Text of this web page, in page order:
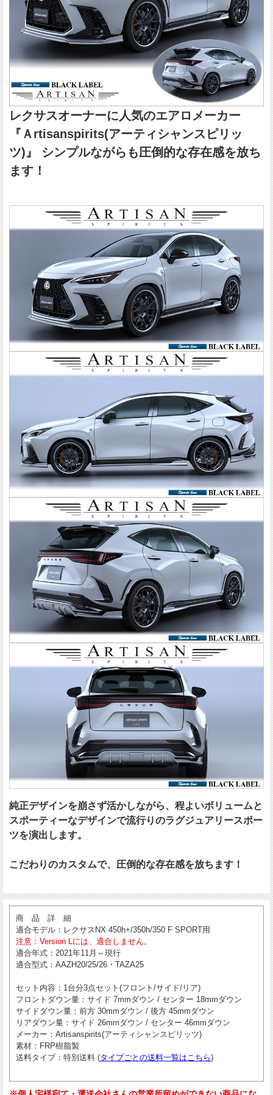
レクサスオーナーに人気のエアロメーカー
『Ａrtisanspirits(アーティシャンスピリッ
ツ)』 シンプルながらも圧倒的な存在感を放ち
ます！
純正デザインを崩さず活かしながら、程よいボリュームと
スポーティーなデザインで流行りのラグジュアリースポー
ツを演出します。
こだわりのカスタムで、圧倒的な存在感を放ちます！
商 品 詳 細
適合モデル ：レクサスNX 450h+/350h/350 F SPORT用
注意 ：Version Lには、適合しません。
適合年式 ：2021年11月～現行
適合型式 ：AAZH20/25/26・TAZA25
セット内容 ：1台分3点セット(フロント/サイド/リア)
フロントダウン量 ：サイド 7mmダウン / センター 18mmダウン
サイドダウン量 ：前方 30mmダウン / 後方 45mmダウン
リアダウン量 ：サイド 26mmダウン / センター 46mmダウン
メーカー ：Artisanspirits(アーティシャンスピリッツ)
素材 ：FRP樹脂製
送料タイプ：特別送料 (タイプごとの送料一覧はこちら)